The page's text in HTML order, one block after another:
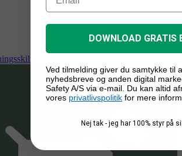
DOWNLOAD GRATIS
Ved tilmelding giver du samtykke til
nyhedsbreve og anden digital
Safety A/S via e-mail. Du kan altid
vores privatlivspolitik for mere
Nej tak - jeg har 100% styr på